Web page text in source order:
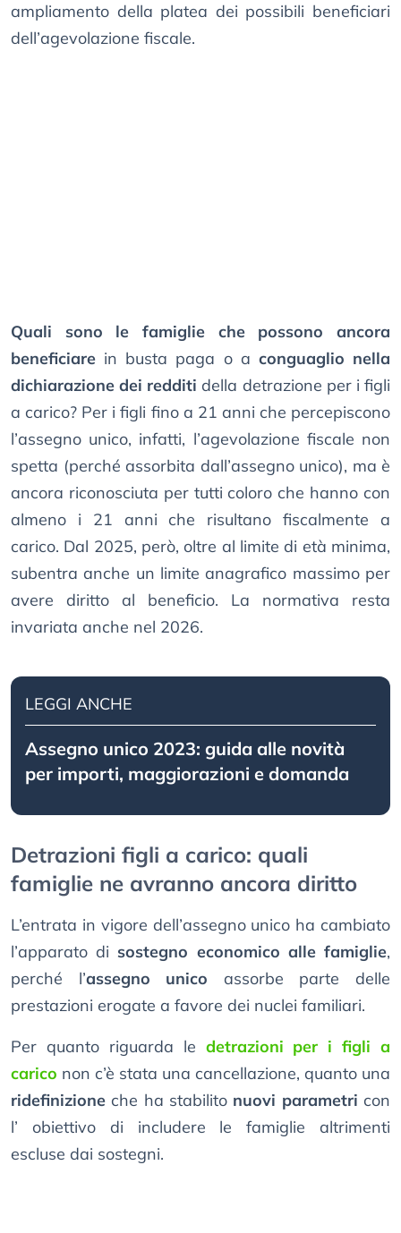
ampliamento della platea dei possibili beneficiari
dell’agevolazione fiscale.
Quali sono le famiglie che possono ancora
beneficiare in busta paga o a conguaglio nella
dichiarazione dei redditi della detrazione per i figli
a carico? Per i figli fino a 21 anni che percepiscono
l’assegno unico, infatti, l’agevolazione fiscale non
spetta (perché assorbita dall’assegno unico), ma è
ancora riconosciuta per tutti coloro che hanno con
almeno i 21 anni che risultano fiscalmente a
carico. Dal 2025, però, oltre al limite di età minima,
subentra anche un limite anagrafico massimo per
avere diritto al beneficio. La normativa resta
invariata anche nel 2026.
LEGGI ANCHE
Assegno unico 2023: guida alle novità
per importi, maggiorazioni e domanda
Detrazioni figli a carico: quali
famiglie ne avranno ancora diritto
L’entrata in vigore dell’assegno unico ha cambiato
l’apparato di sostegno economico alle famiglie,
perché l’assegno unico assorbe parte delle
prestazioni erogate a favore dei nuclei familiari.
Per quanto riguarda le detrazioni per i figli a
carico non c’è stata una cancellazione, quanto una
ridefinizione che ha stabilito nuovi parametri con
l’ obiettivo di includere le famiglie altrimenti
escluse dai sostegni.